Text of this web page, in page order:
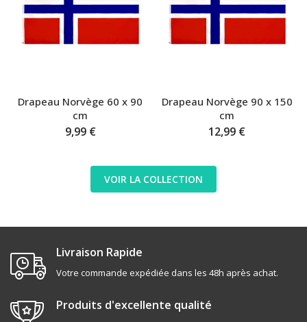
Drapeau Norvège 60 x 90
cm
9,99 €
Drapeau Norvège 90 x 150
cm
12,99 €
VOIR LA COLLECTION
Livraison Rapide
Votre commande expédiée dans les 48h après achat.
Produits d'excellente qualité